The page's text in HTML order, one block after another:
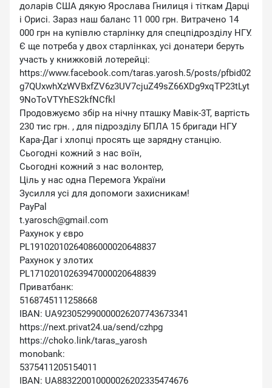
доларів США дякую Ярослава Гнилиця і тіткам Дарці
і Орисі. Зараз наш баланс 11 000 грн. Витрачено 14
000 грн на купівлю старлінку для спецпідрозділу НГУ.
Є ще потреба у двох старлінках, усі донатери беруть
участь у книжковій лотерейці:
https://www.facebook.com/taras.yarosh.5/posts/pfbid02
g7QUxwhXzWVBxfZV6z3UV7cjuZ49sZ66XDg9xqTP23tLyt
9NoToVTYhES2kfNCfkl
Продовжуємо збір на нічну пташку Мавік-3Т, вартість
230 тис грн. , для підрозділу БПЛА 15 бригади НГУ
Кара-Даг і хлопці просять ще зарядну станцію.
Сьогодні кожний з нас воїн,
Сьогодні кожний з нас волонтер,
Ціль у нас одна Перемога України
Зусилля усі для допомоги захисникам!
PayPal
t.yarosch@gmail.com
Рахунок у євро
PL19102010264086000020648837
Рахунок у злотих
PL17102010263947000020648839
Приватбанк:
5168745111258668
IBAN: UA923052990000026207743673341
https://next.privat24.ua/send/czhpg
https://choko.link/taras_yarosh
monobank:
5375411205154011
IBAN: UA883220010000026202335474676